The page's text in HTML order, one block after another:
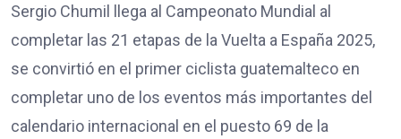
Sergio Chumil llega al Campeonato Mundial al
completar las 21 etapas de la Vuelta a España 2025,
se convirtió en el primer ciclista guatemalteco en
completar uno de los eventos más importantes del
calendario internacional en el puesto 69 de la